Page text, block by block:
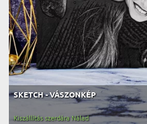
SKETCH - VÁSZONKÉP
Kiszállítás szerdára Nálad